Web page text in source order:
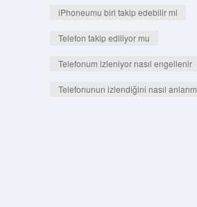
iPhoneumu biri takip edebilir mi
Telefon takip ediliyor mu
Telefonum izleniyor nasıl engellenir
Telefonunun izlendiğini nasıl anlarım